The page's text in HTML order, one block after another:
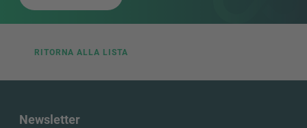
RITORNA ALLA LISTA
Newsletter